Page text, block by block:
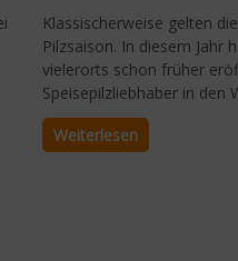
Klassischerweise gelten
Pilzsaison. In diesem Jahr
vielerorts schon früher
Speisepilzliebhaber in den
Weiterlesen